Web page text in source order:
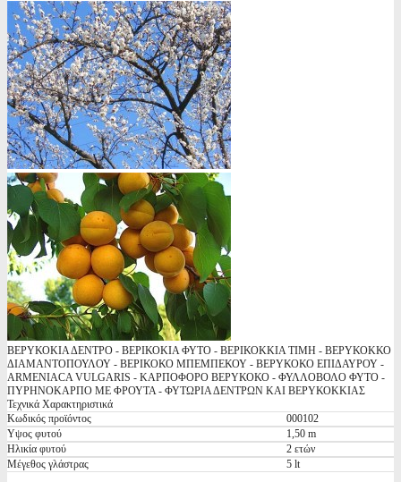
ΒΕΡΥΚΟΚΙΑ ΔΕΝΤΡΟ - ΒΕΡΙΚΟΚΙΑ ΦΥΤΟ - ΒΕΡΙΚΟΚΚΙΑ ΤΙΜΗ - ΒΕΡΥΚΟΚΚΟ
ΔΙΑΜΑΝΤΟΠΟΥΛΟΥ - ΒΕΡΙΚΟΚΟ ΜΠΕΜΠΕΚΟΥ - ΒΕΡΥΚΟΚΟ ΕΠΙΔΑΥΡΟΥ -
ARMENIACA VULGARIS - ΚΑΡΠΟΦΟΡΟ ΒΕΡΥΚΟΚΟ - ΦΥΛΛΟΒΟΛΟ ΦΥΤΟ -
ΠΥΡΗΝΟΚΑΡΠΟ ΜΕ ΦΡΟΥΤΑ - ΦΥΤΩΡΙΑ ΔΕΝΤΡΩΝ ΚΑΙ ΒΕΡΥΚΟΚΚΙΑΣ
Τεχνικά Χαρακτηριστικά
Κωδικός προϊόντος
000102
Υψος φυτού
1,50 m
Ηλικία φυτού
2 ετών
Μέγεθος γλάστρας
5 lt